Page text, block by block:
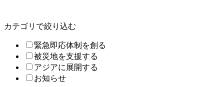
カテゴリで絞り込む
緊急即応体制を創る
被災地を支援する
アジアに展開する
お知らせ